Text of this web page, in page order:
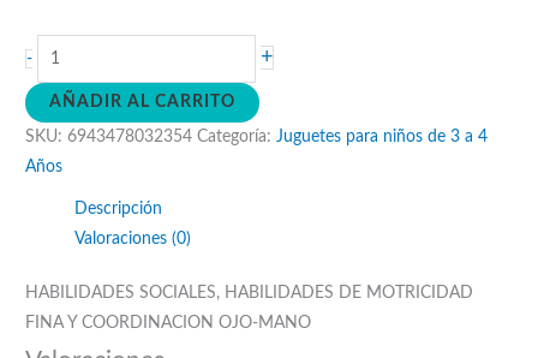
-
Juego
de
Pesca
cantidad
+
AÑADIR AL CARRITO
SKU:6943478032354 Categoría:Juguetes para niños de 3 a 4
Años
Descripción
Valoraciones (0)
HABILIDADES SOCIALES, HABILIDADES DE MOTRICIDAD
FINA Y COORDINACION OJO-MANO